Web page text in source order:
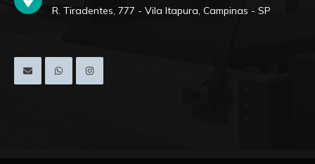
R. Tiradentes, 777 - Vila Itapura, Campinas - SP